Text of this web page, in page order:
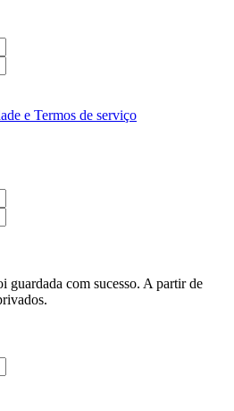
e Termos de serviço
guardada com sucesso. A partir de